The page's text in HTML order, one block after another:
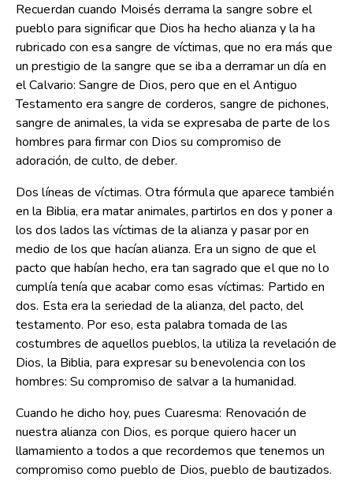
Recuerdan cuando Moisés derrama la sangre sobre el
pueblo para significar que Dios ha hecho alianza y la ha
rubricado con esa sangre de víctimas, que no era más que
un prestigio de la sangre que se iba a derramar un día en
el Calvario: Sangre de Dios, pero que en el Antiguo
Testamento era sangre de corderos, sangre de pichones,
sangre de animales, la vida se expresaba de parte de los
hombres para firmar con Dios su compromiso de
adoración, de culto, de deber.
Dos líneas de víctimas. Otra fórmula que aparece también
en la Biblia, era matar animales, partirlos en dos y poner a
los dos lados las víctimas de la alianza y pasar por en
medio de los que hacían alianza. Era un signo de que el
pacto que habían hecho, era tan sagrado que el que no lo
cumplía tenía que acabar como esas víctimas: Partido en
dos. Esta era la seriedad de la alianza, del pacto, del
testamento. Por eso, esta palabra tomada de las
costumbres de aquellos pueblos, la utiliza la revelación de
Dios, la Biblia, para expresar su benevolencia con los
hombres: Su compromiso de salvar a la humanidad.
Cuando he dicho hoy, pues Cuaresma: Renovación de
nuestra alianza con Dios, es porque quiero hacer un
llamamiento a todos a que recordemos que tenemos un
compromiso como pueblo de Dios, pueblo de bautizados.